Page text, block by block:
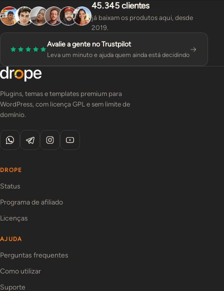
45.345 clientes
já baixam os produtos aqui, desde
2019.
Avalie a gente no Trustpilot
Leva um minuto e ajuda quem ainda está decidindo
Plugins, temas e templates premium para
WordPress, com licença GPL e sem limite de
domínio.
DROPE
Status
Programa de afiliado
Licenças
AJUDA
Perguntas frequentes
Como utilizar
Suporte